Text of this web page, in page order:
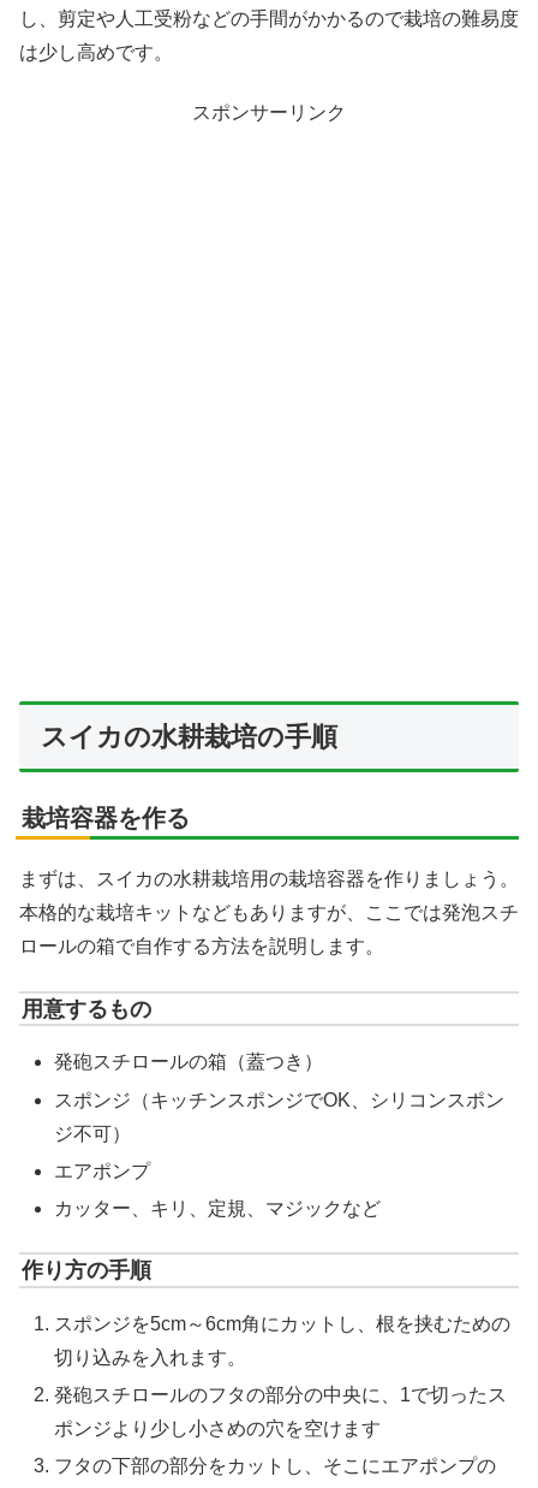
し、剪定や人工受粉などの手間がかかるので栽培の難易度
は少し高めです。
スポンサーリンク
スイカの水耕栽培の手順
栽培容器を作る
まずは、スイカの水耕栽培用の栽培容器を作りましょう。
本格的な栽培キットなどもありますが、ここでは発泡スチ
ロールの箱で自作する方法を説明します。
用意するもの
発砲スチロールの箱（蓋つき）
スポンジ（キッチンスポンジでOK、シリコンスポン
ジ不可）
エアポンプ
カッター、キリ、定規、マジックなど
作り方の手順
スポンジを5cm～6cm角にカットし、根を挟むための
切り込みを入れます。
発砲スチロールのフタの部分の中央に、1で切ったス
ポンジより少し小さめの穴を空けます
フタの下部の部分をカットし、そこにエアポンプの